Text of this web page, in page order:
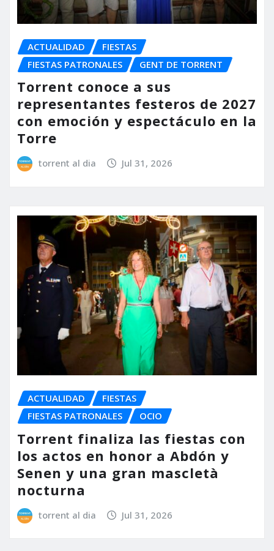
ACTUALIDAD
FIESTAS
FIESTAS PATRONALES
GENT DE TORRENT
Torrent conoce a sus
representantes festeros de 2027
con emoción y espectáculo en la
Torre
torrent al dia Jul 31, 2026
ACTUALIDAD
FIESTAS
FIESTAS PATRONALES
OCIO
Torrent finaliza las fiestas con
los actos en honor a Abdón y
Senen y una gran mascletà
nocturna
torrent al dia Jul 31, 2026